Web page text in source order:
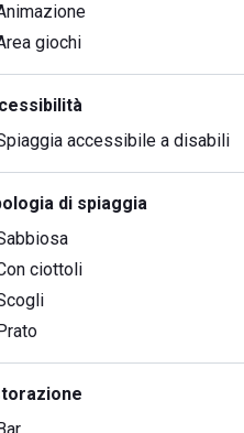
giochi
accessibile a disabili
di spiaggia
ciottoli